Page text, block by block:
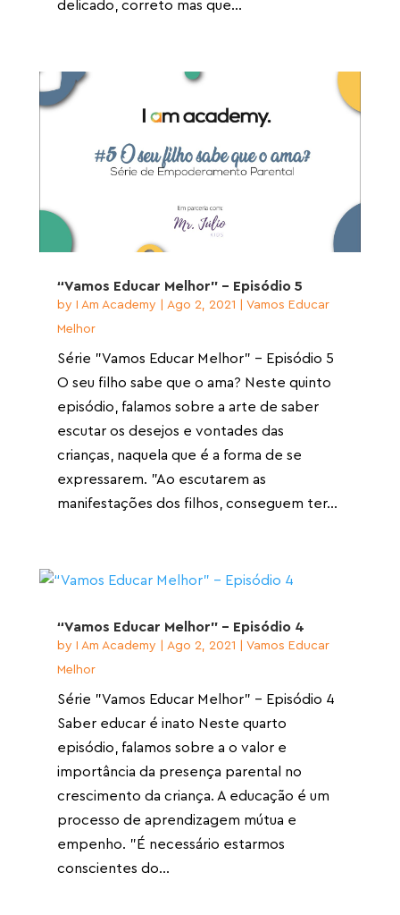
delicado, correto mas que...
“Vamos Educar Melhor” – Episódio 5
by I Am Academy Ago 2, 2021
Vamos Educar
Melhor
Série "Vamos Educar Melhor" - Episódio 5
O seu filho sabe que o ama? Neste quinto
episódio, falamos sobre a arte de saber
escutar os desejos e vontades das
crianças, naquela que é a forma de se
expressarem. "Ao escutarem as
manifestações dos filhos, conseguem ter...
“Vamos Educar Melhor” – Episódio 4
by I Am Academy Ago 2, 2021
Vamos Educar
Melhor
Série "Vamos Educar Melhor" - Episódio 4
Saber educar é inato Neste quarto
episódio, falamos sobre a o valor e
importância da presença parental no
crescimento da criança. A educação é um
processo de aprendizagem mútua e
empenho. "É necessário estarmos
conscientes do...